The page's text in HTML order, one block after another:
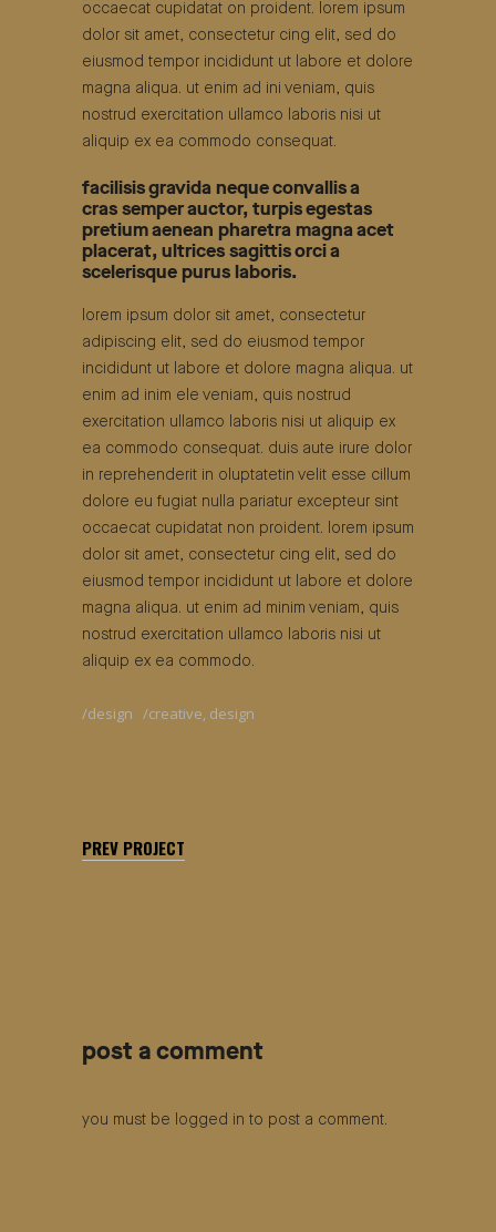
occaecat cupidatat on proident. lorem ipsum
dolor sit amet, consectetur cing elit, sed do
eiusmod tempor incididunt ut labore et dolore
magna aliqua. ut enim ad ini veniam, quis
nostrud exercitation ullamco laboris nisi ut
aliquip ex ea commodo consequat.
facilisis gravida neque convallis a
cras semper auctor, turpis egestas
pretium aenean pharetra magna acet
placerat, ultrices sagittis orci a
scelerisque purus laboris.
lorem ipsum dolor sit amet, consectetur
adipiscing elit, sed do eiusmod tempor
incididunt ut labore et dolore magna aliqua. ut
enim ad inim ele veniam, quis nostrud
exercitation ullamco laboris nisi ut aliquip ex
ea commodo consequat. duis aute irure dolor
in reprehenderit in oluptatetin velit esse cillum
dolore eu fugiat nulla pariatur excepteur sint
occaecat cupidatat non proident. lorem ipsum
dolor sit amet, consectetur cing elit, sed do
eiusmod tempor incididunt ut labore et dolore
magna aliqua. ut enim ad minim veniam, quis
nostrud exercitation ullamco laboris nisi ut
aliquip ex ea commodo.
design creative, design
PREV PROJECT
post a comment
you must be logged in to post a comment.